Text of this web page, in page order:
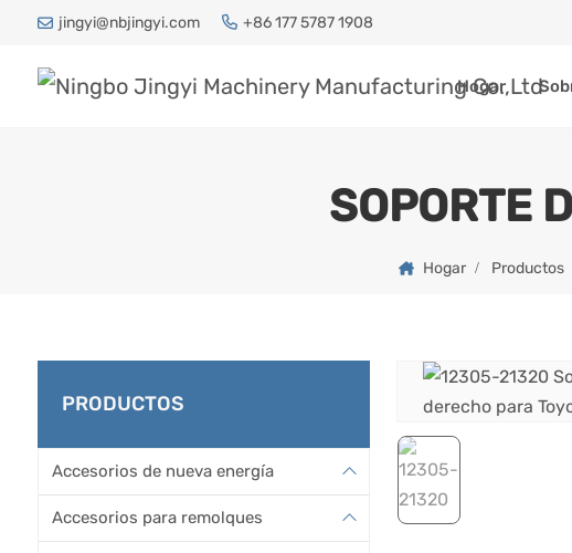
jingyi@nbjingyi.com +86 177 5787 1908
Hogar
SOPORTE
Hogar Productos
PRODUCTOS
Accesorios de nueva energía
Accesorios para remolques